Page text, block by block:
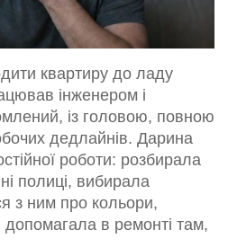
квартиру до ладу
інженером і
із головою, повною
дедлайнів. Дарина
роботи: розбирала
полиці, вибирала
з ним про кольори,
допомагала в ремонті там,